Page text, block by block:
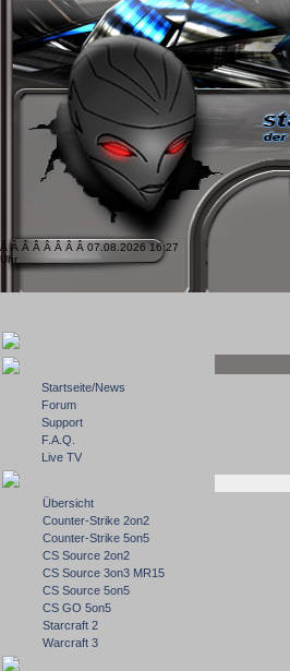
Â Â Â Â Â Â Â Â 07.08.2026 16:27
Uhr
Startseite/News
Forum
Support
F.A.Q.
Live TV
Übersicht
Counter-Strike 2on2
Counter-Strike 5on5
CS Source 2on2
CS Source 3on3 MR15
CS Source 5on5
CS GO 5on5
Starcraft 2
Warcraft 3